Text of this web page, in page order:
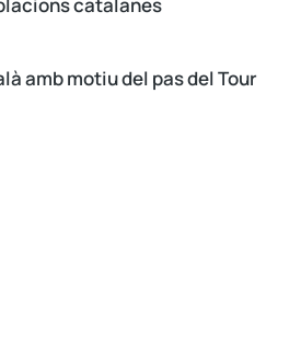
amb motiu del pas del Tour